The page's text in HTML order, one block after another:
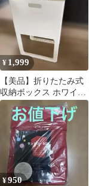
¥ 1,999
【美品】折りたたみ式
収納ボックス ホワイ
ト ランドリー
¥950